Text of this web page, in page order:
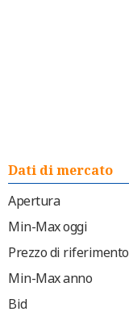
Dati di mercato
Apertura
Min-Max oggi
Prezzo di riferimento
Min-Max anno
Bid